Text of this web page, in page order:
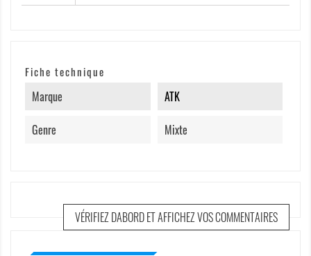
Fiche technique
Marque
ATK
Genre
Mixte
VÉRIFIEZ DABORD ET AFFICHEZ VOS COMMENTAIRES